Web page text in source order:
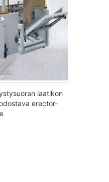
laatikon
erector-